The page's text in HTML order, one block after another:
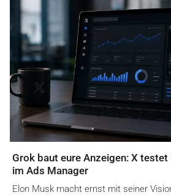
Grok baut eure Anzeigen: X
im Ads Manager
Elon Musk macht ernst mit seiner